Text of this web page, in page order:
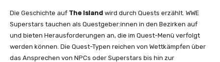
Die Geschichte auf The Island wird durch Quests erzählt. WWE
Superstars tauchen als Questgeber:innen in den Bezirken auf
und bieten Herausforderungen an, die im Quest-Menü verfolgt
werden können. Die Quest-Typen reichen von Wettkämpfen über
das Ansprechen von NPCs oder Superstars bis hin zur